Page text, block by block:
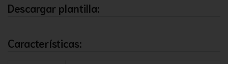
Descargar plantilla:
Características: